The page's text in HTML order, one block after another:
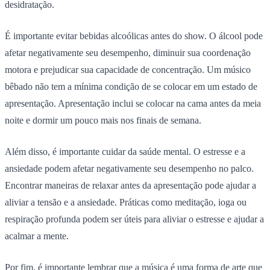
desidratação.
É importante evitar bebidas alcoólicas antes do show. O álcool pode
afetar negativamente seu desempenho, diminuir sua coordenação
motora e prejudicar sua capacidade de concentração. Um músico
bêbado não tem a mínima condição de se colocar em um estado de
apresentação. Apresentação inclui se colocar na cama antes da meia
noite e dormir um pouco mais nos finais de semana.
Além disso, é importante cuidar da saúde mental. O estresse e a
ansiedade podem afetar negativamente seu desempenho no palco.
Encontrar maneiras de relaxar antes da apresentação pode ajudar a
aliviar a tensão e a ansiedade. Práticas como meditação, ioga ou
respiração profunda podem ser úteis para aliviar o estresse e ajudar a
acalmar a mente.
Por fim, é importante lembrar que a música é uma forma de arte que